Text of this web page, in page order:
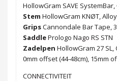
HollowGram SAVE
StemHollowGram KNØT,
GripsCannondale Bar Tape,
SaddlePrologo Nago RS STN
ZadelpenHollowGram 27
0mm offset (44-48cm), 15mm
CONNECTIVITEIT